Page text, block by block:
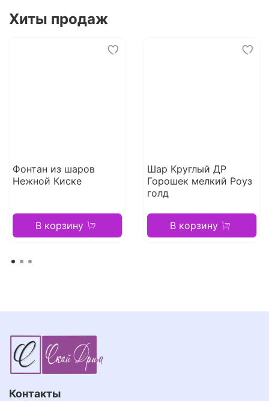
Хиты продаж
Фонтан из шаров
Нежной Киске
В корзину
Шар Круглый ДР
Горошек мелкий Роуз
голд
В корзину
Контакты